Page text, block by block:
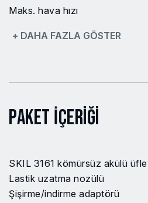
Maks. hava hızı
Güç platformu
Model no
Gürültü seviyesi
+ DAHA FAZLA GÖSTER
Paket İçeriği
SKIL 3161 kömürsüz akülü
Lastik uzatma nozülü
Şişirme/indirme adaptörü